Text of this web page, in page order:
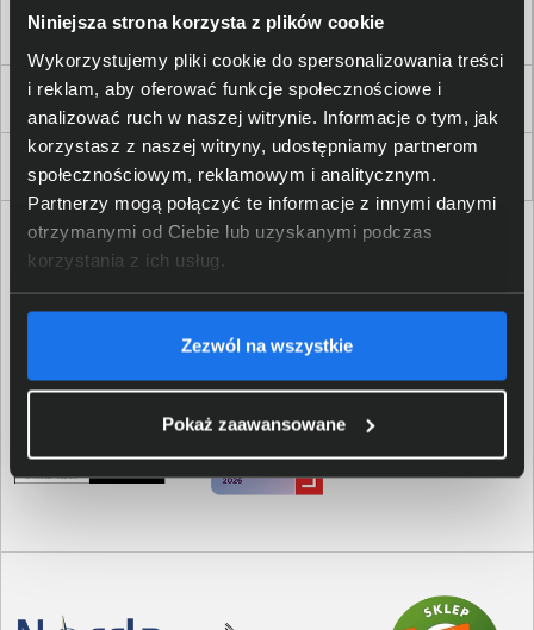
Niniejsza strona korzysta z plików cookie
Wykorzystujemy pliki cookie do spersonalizowania treści
i reklam, aby oferować funkcje społecznościowe i
analizować ruch w naszej witrynie. Informacje o tym, jak
korzystasz z naszej witryny, udostępniamy partnerom
społecznościowym, reklamowym i analitycznym.
Partnerzy mogą połączyć te informacje z innymi danymi
otrzymanymi od Ciebie lub uzyskanymi podczas
korzystania z ich usług.
Zezwól na wszystkie
Pokaż zaawansowane
Dla Firm i Instytucji
Zakupy
Delkom 2000